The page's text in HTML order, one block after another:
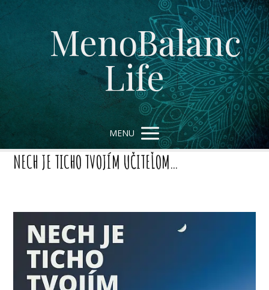
MenoBalanc
Life
MENU
NECH JE TICHO TVOJÍM UČITEĽOM…